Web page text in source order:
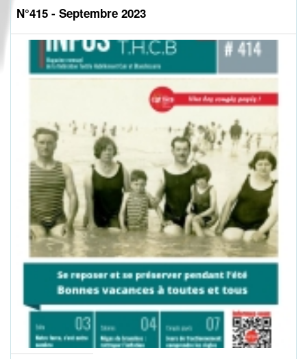
N°415 - Septembre 2023